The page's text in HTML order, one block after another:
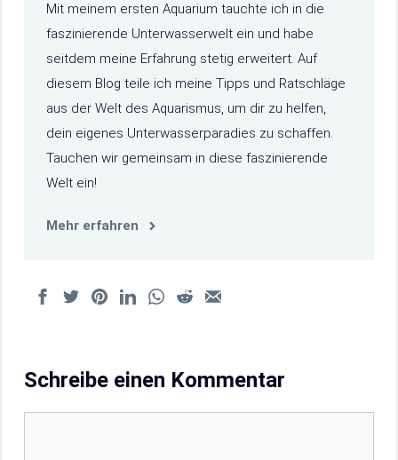
Mit meinem ersten Aquarium tauchte ich in die
faszinierende Unterwasserwelt ein und habe
seitdem meine Erfahrung stetig erweitert. Auf
diesem Blog teile ich meine Tipps und Ratschläge
aus der Welt des Aquarismus, um dir zu helfen,
dein eigenes Unterwasserparadies zu schaffen.
Tauchen wir gemeinsam in diese faszinierende
Welt ein!
Mehr erfahren
Schreibe einen Kommentar